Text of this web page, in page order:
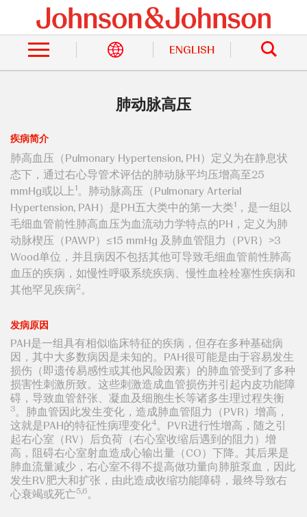
到
内
ENGLISH
站
肺动脉高压
疾病简介
肺高血压（Pulmonary Hypertension, PH）定义为在静息状
态下，通过右心导管术评估的肺动脉平均压增高至25
mmHg或以上1。肺动脉高压（Pulmonary Arterial
Hypertension, PAH）是PH五大类中的第一大类1 ，是一组以
毛细血管前性肺高血压为血流动力学特点的PH，定义为肺
动脉楔压（PAWP）≤15 mmHg 及肺血管阻力（PVR）>3
Wood单位，并且病因不包括其他可导致毛细血管前性肺高
血压的疾病，如慢性呼吸系统疾病、慢性血栓栓塞性疾病和
其他罕见疾病2。
发病原因
PAH是一组具有相似临床特征的疾病，但存在多种基础病
因，其中大多数病因是未知的。PAH很可能是由于容易发生
损伤（即遗传易感性或其他风险因素）的肺血管受到了多种
损害性刺激所致。这些刺激造成血管损伤并引起内皮功能障
碍，导致血管舒张、凝血及细胞生长等诸多生理过程失衡
3。肺血管因此发生变化，造成肺血管阻力（PVR）增高，
这就是PAH的特征性病理变化4。PVR进行性增高，随之引
起右心室（RV）后负荷（右心室收缩后遇到的阻力）增
高，阻碍右心室射血造成心输出量（CO）下降。其后果是
肺血流量减少，右心室不得不提高做功量向肺脏泵血，因此
发生RV肥大和扩张，由此造成收缩功能障碍，最终导致右
心衰竭或死亡5,6。